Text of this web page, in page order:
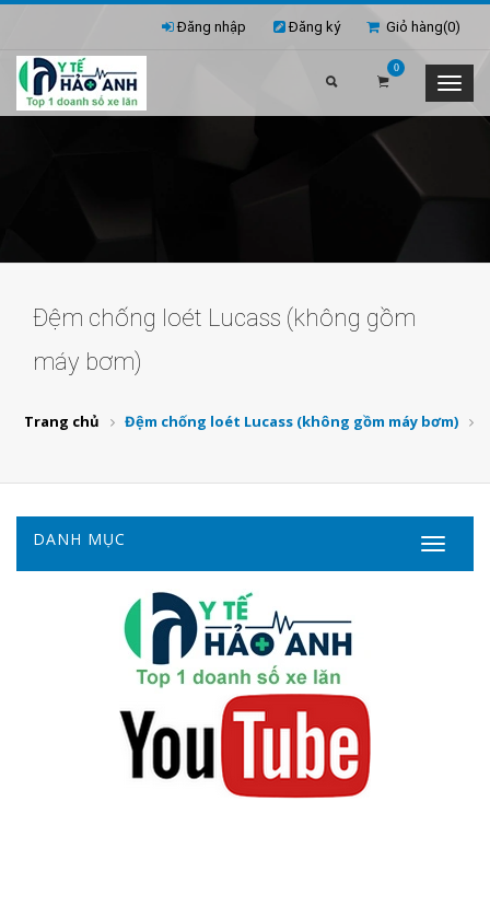
Giỏ hàng(0)
Đăng nhập Đăng ký
0
Đệm chống loét Lucass (không gồm
máy bơm)
Trang chủ Đệm chống loét Lucass (không gồm máy bơm)
DANH MỤC